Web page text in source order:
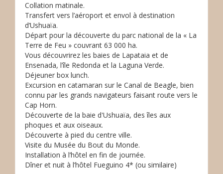
Collation matinale.
Transfert vers l’aéroport et envol à destination
d’Ushuaïa.
Départ pour la découverte du parc national de la « La
Terre de Feu » couvrant 63 000 ha.
Vous découvrirez les baies de Lapataia et de
Ensenada, l’île Redonda et la Laguna Verde.
Déjeuner box lunch.
Excursion en catamaran sur le Canal de Beagle, bien
connu par les grands navigateurs faisant route vers le
Cap Horn.
Découverte de la baie d'Ushuaïa, des îles aux
phoques et aux oiseaux.
Découverte à pied du centre ville.
Visite du Musée du Bout du Monde.
Installation à l’hôtel en fin de journée.
Dîner et nuit à l’hôtel Fueguino 4* (ou similaire)